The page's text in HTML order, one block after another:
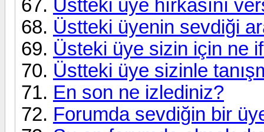
Üstteki üye hırkasını
Üstteki üyenin sevdiği
Üsteki üye sizin için ne
Üstteki üye sizinle
En son ne izlediniz?
Forumda sevdiğin bir